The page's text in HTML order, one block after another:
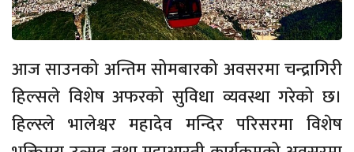
आज साउनको अन्तिम सोमबारको अवसरमा चन्द्रागिरी
हिल्सले विशेष अफरको सुविधा व्यवस्था गरेको छ।
हिल्स्ले भालेश्वर महादेव मन्दिर परिसरमा विशेष